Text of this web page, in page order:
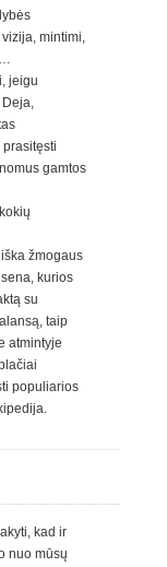
mintimi,
jeigu
gamtos
žmogaus
kurios
su
taip
atmintyje
populiarios
kad ir
nuo mūsų